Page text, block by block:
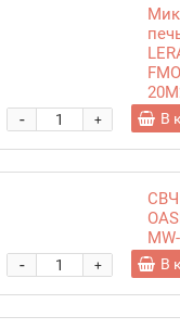
FMO
S
+
- В
СВЧ
MW-
+
- В